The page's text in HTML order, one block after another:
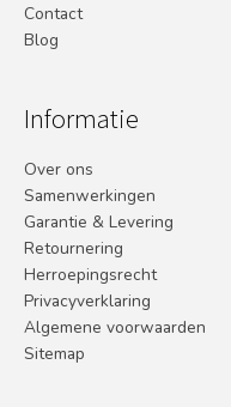
Contact
Blog
Informatie
Over ons
Samenwerkingen
Garantie & Levering
Retournering
Herroepingsrecht
Privacyverklaring
Algemene voorwaarden
Sitemap